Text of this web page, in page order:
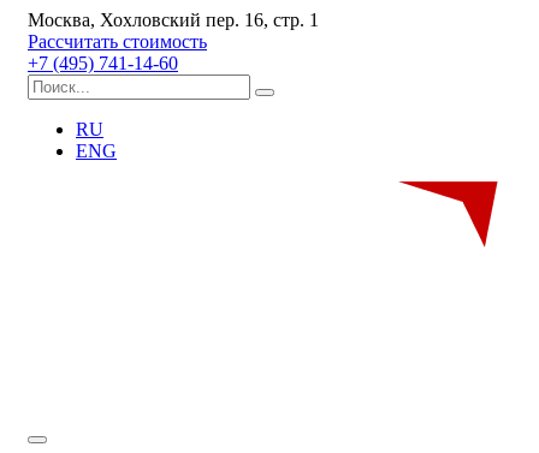
Москва, Хохловский пер. 16, стр. 1
Рассчитать стоимость
+7 (495) 741-14-60
RU
ENG